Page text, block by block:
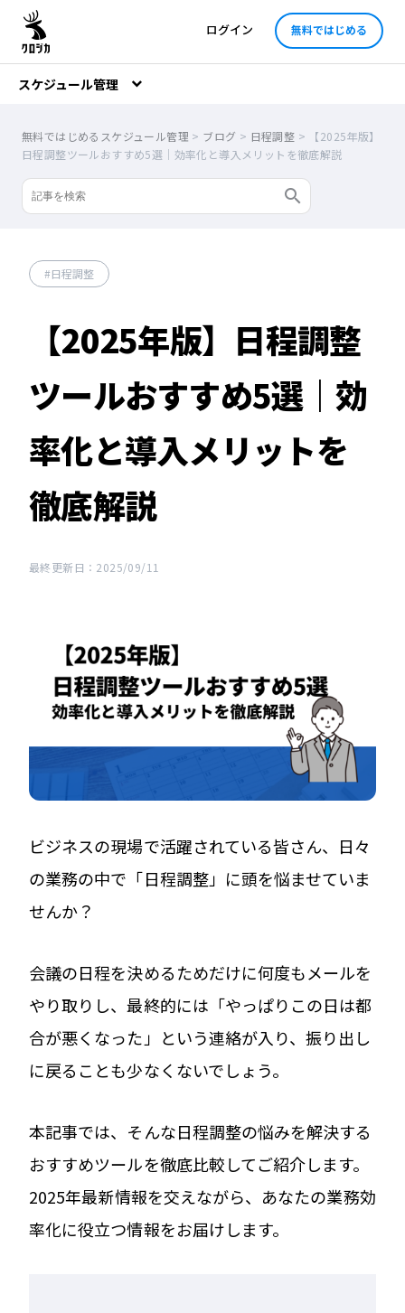
ログイン 無料ではじめる
スケジュール管理
無料ではじめるスケジュール管理 > ブログ > 日程調整 >
【2025年版】
日程調整ツールおすすめ5選｜効率化と導入メリットを徹底解説
日程調整
【2025年版】日程調整
ツールおすすめ5選｜効
率化と導入メリットを
徹底解説
最終更新日：2025/09/11
ビジネスの現場で活躍されている皆さん、日々
の業務の中で「日程調整」に頭を悩ませていま
せんか？
会議の日程を決めるためだけに何度もメールを
やり取りし、最終的には「やっぱりこの日は都
合が悪くなった」という連絡が入り、振り出し
に戻ることも少なくないでしょう。
本記事では、そんな日程調整の悩みを解決する
おすすめツールを徹底比較してご紹介します。
2025年最新情報を交えながら、あなたの業務効
率化に役立つ情報をお届けします。